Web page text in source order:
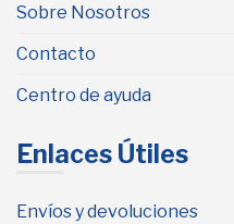
Sobre Nosotros
Contacto
Centro de ayuda
Enlaces Útiles
Envíos y devoluciones